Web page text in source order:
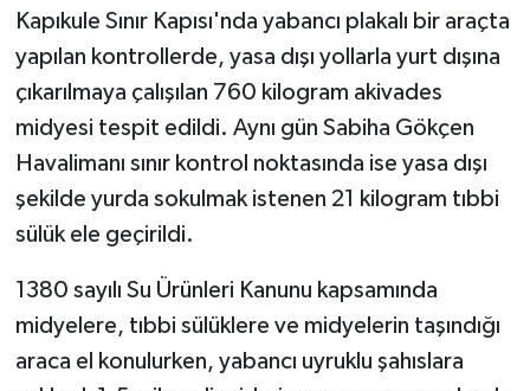
Kapıkule Sınır Kapısı'nda yabancı plakalı bir araçta
yapılan kontrollerde, yasa dışı yollarla yurt dışına
çıkarılmaya çalışılan 760 kilogram akivades
midyesi tespit edildi. Aynı gün Sabiha Gökçen
Havalimanı sınır kontrol noktasında ise yasa dışı
şekilde yurda sokulmak istenen 21 kilogram tıbbi
sülük ele geçirildi.
1380 sayılı Su Ürünleri Kanunu kapsamında
midyelere, tıbbi sülüklere ve midyelerin taşındığı
araca el konulurken, yabancı uyruklu şahıslara